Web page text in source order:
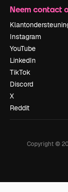
Neem contact
Instagram
YouTube
LinkedIn
TikTok
Discord
X
Reddit
Copyright ©